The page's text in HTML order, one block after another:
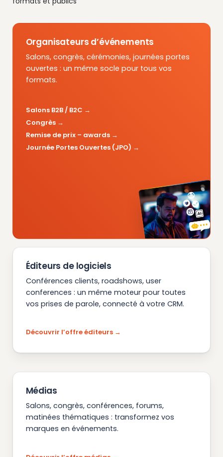
Organisateurs d’événements
Salons, congrès, cérémonies, journées portes
ouvertes : un même socle pour tous vos
formats.
Salons B2B / B2C
Congrès
Remise de prix – awards
Journée Portes Ouvertes (JPO)
Éditeurs de logiciels
Conférences clients, roadshows, user
conferences : un même moteur pour toutes
vos prises de parole, connecté à votre CRM.
Découvrir l’offre éditeurs
Médias
Salons, congrès, conférences, forums,
matinées thématiques : transformez vos
marques en événements.